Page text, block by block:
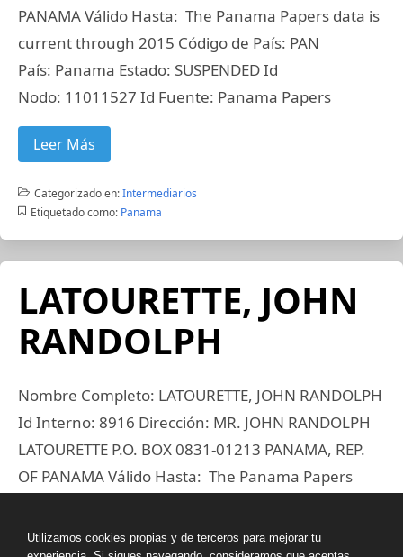
PANAMA Válido Hasta: The Panama Papers data is
current through 2015 Código de País: PAN
País: Panama Estado: SUSPENDED Id
Nodo: 11011527 Id Fuente: Panama Papers
Leer Más
Categorizado en:Intermediarios
Etiquetado como: Panama
LATOURETTE, JOHN
RANDOLPH
Nombre Completo: LATOURETTE, JOHN RANDOLPH
Id Interno: 8916 Dirección: MR. JOHN RANDOLPH
LATOURETTE P.O. BOX 0831-01213 PANAMA, REP.
OF PANAMA Válido Hasta: The Panama Papers
País: Panama Estado: SUSPENDED Id
Utilizamos cookies propias y de terceros para mejorar tu